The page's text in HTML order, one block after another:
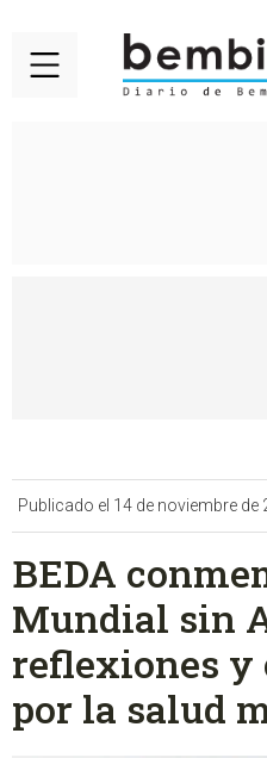
Publicado el 14 de noviembre de
BEDA
Mundial sin
reflexiones y
por la salud